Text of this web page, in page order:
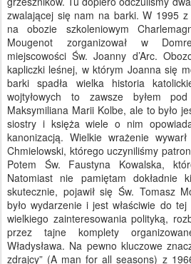
zwalającej się nam na barki. W 1995
na obozie szkoleniowym
Mougenot zorganizował w
miejscowości Św. Joanny d’Arc.
kapliczki leśnej, w którym Joanna się
barki spadła wielka historia
wojtyłowych to zawsze byłem
Maksymiliana Marii Kolbe, ale to było
siostry i księża wiele o nim
kanonizacją. Wielkie wrażenie
Chmielowski, którego uczyniliśmy
Potem Św. Faustyna Kowalska,
Natomiast nie pamiętam dokładnie
skutecznie, pojawił się Św. Tomasz
było wydarzenie i jest właściwie do
wielkiego zainteresowania polityką,
przez tajne komplety
Władysława. Na pewno kluczowe
zdrajcy” (A man for all seasons) z